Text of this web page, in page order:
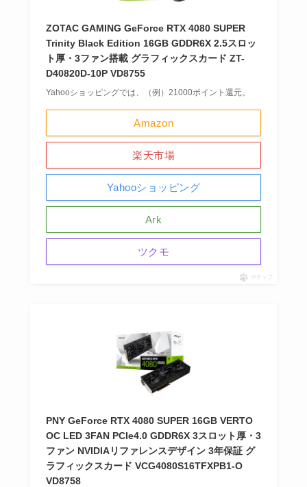
ZOTAC GAMING GeForce RTX 4080 SUPER
Trinity Black Edition 16GB GDDR6X 2.5スロッ
ト厚・3ファン搭載 グラフィックスカード ZT-
D40820D-10P VD8755
Yahooショッピングでは、（例）21000ポイント還元。
Amazon
楽天市場
Yahooショッピング
Ark
ツクモ
ポチップ
PNY GeForce RTX 4080 SUPER 16GB VERTO
OC LED 3FAN PCIe4.0 GDDR6X 3スロット厚・3
ファン NVIDIAリファレンスデザイン 3年保証 グ
ラフィックスカード VCG4080S16TFXPB1-O
VD8758